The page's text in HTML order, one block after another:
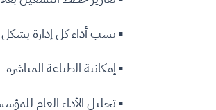
▪ نسب أداء كل إدارة
▪ إمكانية الطباعة المباشرة
▪ تحليل الأداء العام